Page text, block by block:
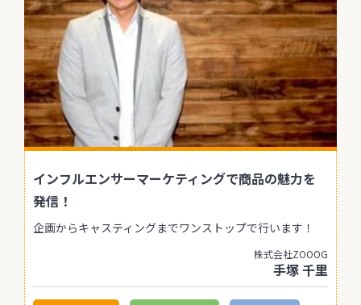
インフルエンサーマーケティングで商品の魅力を
発信！
企画からキャスティングまでワンストップで行います！
株式会社ZOOOG
手塚 千里